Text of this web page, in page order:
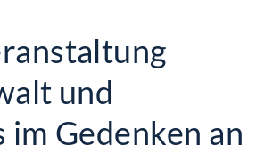
und
im Gedenken an